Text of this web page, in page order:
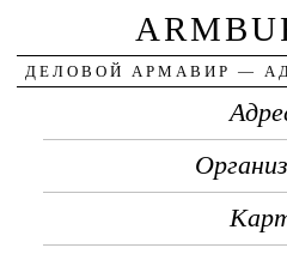
ДЕЛОВОЙ АРМАВИР —